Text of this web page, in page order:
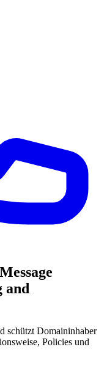
and
schützt Domaininhaber
Policies und